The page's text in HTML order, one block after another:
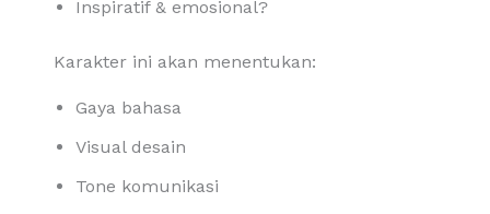
Inspiratif & emosional?
Karakter ini akan menentukan:
Gaya bahasa
Visual desain
Tone komunikasi